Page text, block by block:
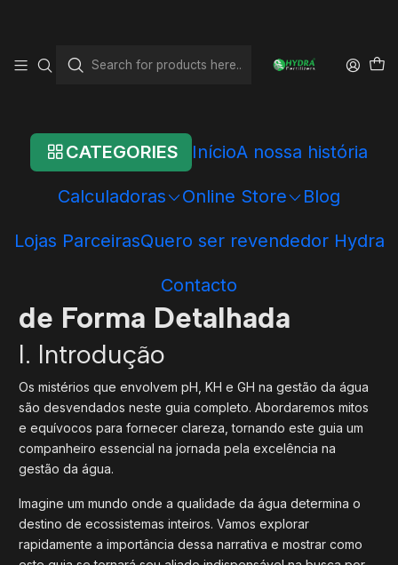
CATEGORIES InícioA nossa história
Calculadoras Online Store Blog
Lojas ParceirasQuero ser revendedor Hydra
Contacto
de Forma Detalhada
A Ciência das Águas:
Explorando pH, KH e GH
de Forma Detalhada
I. Introdução
Os mistérios que envolvem pH, KH e GH na gestão da água
são desvendados neste guia completo. Abordaremos mitos
e equívocos para fornecer clareza, tornando este guia um
companheiro essencial na jornada pela excelência na
gestão da água.
Imagine um mundo onde a qualidade da água determina o
destino de ecossistemas inteiros. Vamos explorar
rapidamente a importância dessa narrativa e mostrar como